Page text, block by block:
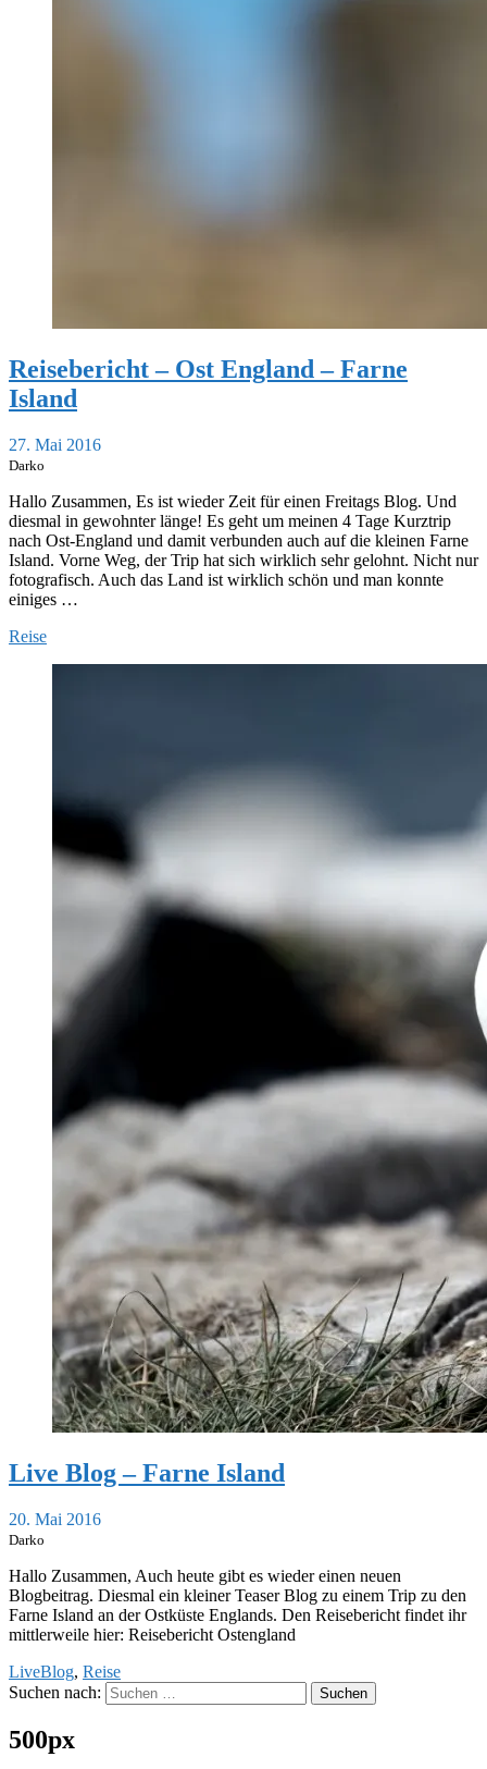
Reisebericht – Ost England – Farne
Island
27. Mai 2016
Darko
Hallo Zusammen, Es ist wieder Zeit für einen Freitags Blog. Und
diesmal in gewohnter länge! Es geht um meinen 4 Tage Kurztrip
nach Ost-England und damit verbunden auch auf die kleinen Farne
Island. Vorne Weg, der Trip hat sich wirklich sehr gelohnt. Nicht nur
fotografisch. Auch das Land ist wirklich schön und man konnte
einiges …
Reise
Live Blog – Farne Island
20. Mai 2016
Darko
Hallo Zusammen, Auch heute gibt es wieder einen neuen
Blogbeitrag. Diesmal ein kleiner Teaser Blog zu einem Trip zu den
Farne Island an der Ostküste Englands. Den Reisebericht findet ihr
mittlerweile hier: Reisebericht Ostengland
LiveBlog, Reise
Suchen nach:
500px